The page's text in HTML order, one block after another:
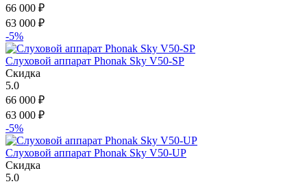
66 000 ₽
63 000 ₽
-5%
Слуховой аппарат Phonak Sky V50-SP
Скидка
5.0
66 000 ₽
63 000 ₽
-5%
Слуховой аппарат Phonak Sky V50-UP
Скидка
5.0